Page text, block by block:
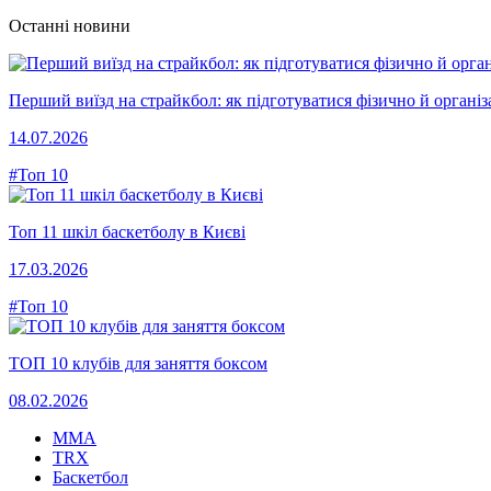
Останні новини
Перший виїзд на страйкбол: як підготуватися фізично й
14.07.2026
#Топ 10
Топ 11 шкіл баскетболу в Києві
17.03.2026
#Топ 10
ТОП 10 клубів для заняття боксом
08.02.2026
MMA
TRX
Баскетбол